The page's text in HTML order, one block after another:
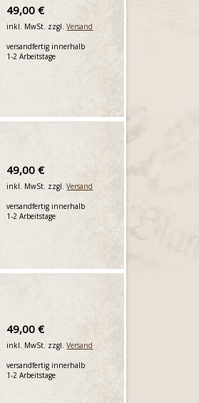
49,00 €
inkl. MwSt. zzgl.Versand
versandfertig innerhalb
1-2 Arbeitstage
49,00 €
inkl. MwSt. zzgl.Versand
versandfertig innerhalb
1-2 Arbeitstage
49,00 €
inkl. MwSt. zzgl.Versand
versandfertig innerhalb
1-2 Arbeitstage